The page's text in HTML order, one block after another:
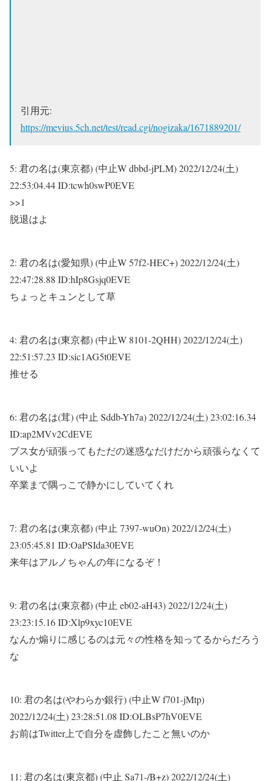
引用元:
https://mevius.5ch.net/test/read.cgi/nogizaka/1671889201/
5: 君の名は(東京都) (中止W dbbd-jPLM)2022/12/24(土)
22:53:04.44 ID:tcwh0swP0EVE
>>1
脱退はよ
2: 君の名は(愛知県) (中止W 57f2-HEC+)2022/12/24(土)
22:47:28.88 ID:hIp8Gsjq0EVE
ちょっとキュンとして草
4: 君の名は(東京都) (中止W 8101-2QHH)2022/12/24(土)
22:51:57.23 ID:sic1AG5t0EVE
推せる
6: 君の名は(茸) (中止 Sddb-Yh7a)2022/12/24(土) 23:02:16.34
ID:ap2MVv2CdEVE
ブス女が頑張ってもただの迷惑なだけだから頑張らなくて
いいよ
卒業まで隅っこで静かにしていてくれ
7: 君の名は(東京都) (中止 7397-wuOn)2022/12/24(土)
23:05:45.81 ID:OaPSIda30EVE
来年はアルノちゃんの年になるぞ！
9: 君の名は(東京都) (中止 eb02-aH43)2022/12/24(土)
23:23:15.16 ID:Xlp9xyc10EVE
なんか煽りに感じるのは元々の性格を知ってるからだろう
な
10: 君の名は(やわらか銀行) (中止W f701-jMtp)
2022/12/24(土) 23:28:51.08 ID:OLBsP7hV0EVE
お前はTwitter上で自分を虚飾したこと無いのか
11: 君の名は(東京都) (中止 Sa71-/B+z)2022/12/24(土)